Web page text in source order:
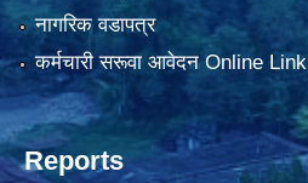
नागरिक वडापत्र
कर्मचारी सरूवा आवेदन Online Link
Reports